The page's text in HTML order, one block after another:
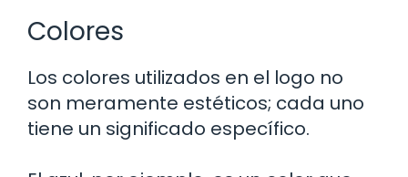
Colores
Los colores utilizados en el logo no
son meramente estéticos; cada uno
tiene un significado específico.